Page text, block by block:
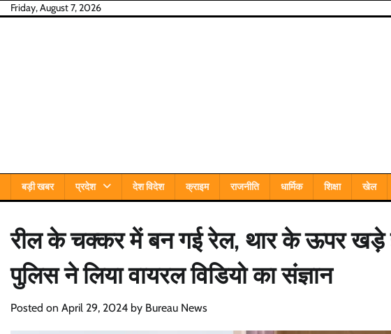
SkipFriday, August 7, 2026
बड़ी खबर प्रदेश देश विदेश क्राइम राजनीति धार्मिक शिक्षा खेल
रील के चक्कर में बन गई रेल, थार के ऊपर खड़े
पुलिस ने लिया वायरल विडियो का संज्ञान
Posted on April 29, 2024 by Bureau News